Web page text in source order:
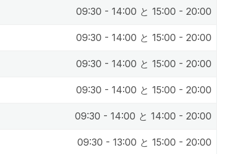
アフター
09:30 - 14:00 と 15:00 - 20:00
09:30 - 14:00 と 15:00 - 20:00
09:30 - 14:00 と 15:00 - 20:00
09:30 - 14:00 と 15:00 - 20:00
09:30 - 14:00 と 14:00 - 20:00
09:30 - 13:00 と 15:00 - 20:00